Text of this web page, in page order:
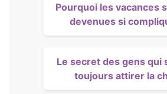
Pourquoi les vacances
devenues si
Le secret des gens qui
toujours attirer la